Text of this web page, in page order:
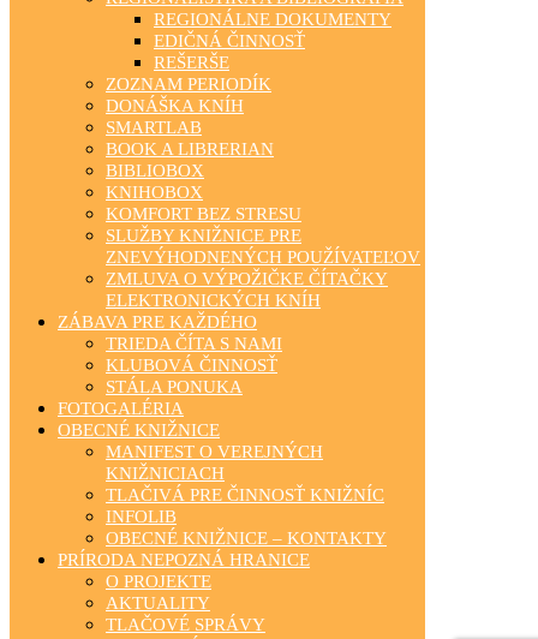
REGIONÁLNE DOKUMENTY
EDIČNÁ ČINNOSŤ
REŠERŠE
ZOZNAM PERIODÍK
DONÁŠKA KNÍH
SMARTLAB
BOOK A LIBRERIAN
BIBLIOBOX
KNIHOBOX
KOMFORT BEZ STRESU
SLUŽBY KNIŽNICE PRE
ZNEVÝHODNENÝCH POUŽÍVATEĽOV
ZMLUVA O VÝPOŽIČKE ČÍTAČKY
ELEKTRONICKÝCH KNÍH
ZÁBAVA PRE KAŽDÉHO
TRIEDA ČÍTA S NAMI
KLUBOVÁ ČINNOSŤ
STÁLA PONUKA
FOTOGALÉRIA
OBECNÉ KNIŽNICE
MANIFEST O VEREJNÝCH
KNIŽNICIACH
TLAČIVÁ PRE ČINNOSŤ KNIŽNÍC
INFOLIB
OBECNÉ KNIŽNICE – KONTAKTY
PRÍRODA NEPOZNÁ HRANICE
O PROJEKTE
AKTUALITY
TLAČOVÉ SPRÁVY